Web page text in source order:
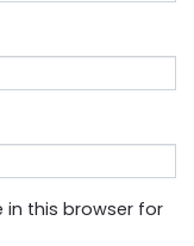
in this browser for